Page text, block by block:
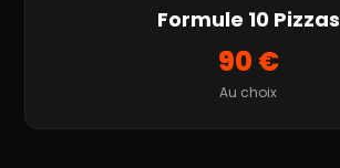
Formule 10 Pizzas
90 €
Au choix